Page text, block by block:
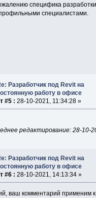
специфика
специалистами.
Разработчик под Revit на
работу в офисе
#5 : 28-10-2021, 11:34:28 »
редактирование: 28-10-
Разработчик под Revit на
работу в офисе
#6 : 28-10-2021, 14:13:34 »
ваш комментарий применим